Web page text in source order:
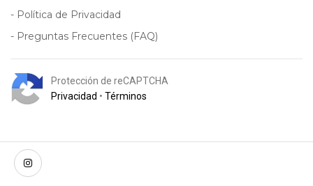
- Política de Privacidad
- Preguntas Frecuentes (FAQ)
Protección de reCAPTCHA
Privacidad • Términos